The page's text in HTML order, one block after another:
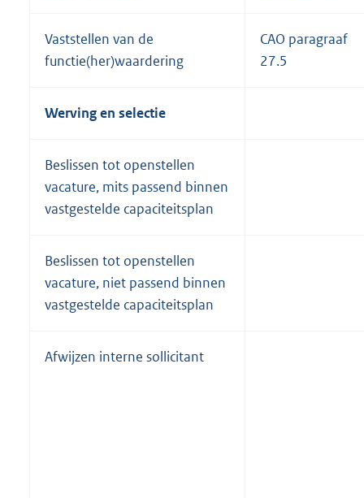
Vaststellen van de
functie(her)waardering
CAO paragraaf
27.5
Werving en selectie
Beslissen tot openstellen
vacature, mits passend binnen
vastgestelde capaciteitsplan
Beslissen tot openstellen
vacature, niet passend binnen
vastgestelde capaciteitsplan
Afwijzen interne sollicitant